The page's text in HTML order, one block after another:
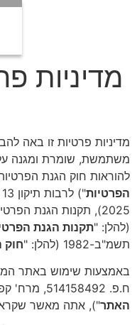
פרטיות
זו באה להבהיר כיצד
ומגנה על המידע
הפרטיות, התשמ"א-1981 (להלן: "
הגנת הפרטיות") וחוק
חוק התקשורת
באתר המופעל על
מאשר שקראת והבנת את